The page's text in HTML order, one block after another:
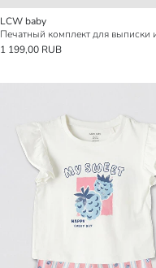
LCW baby
1 199,00 RUB